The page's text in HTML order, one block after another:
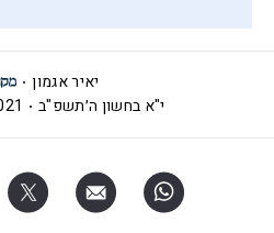
יאיר אגמון
י"א בחשון ה׳תשפ"ב